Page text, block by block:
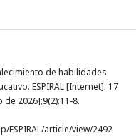
de habilidades
ESPIRAL [Internet]. 17
2026];9(2):11-8.
article/view/2492